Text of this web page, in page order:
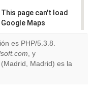
This page can't load
Google Maps
correctly.
Do you
own this
OK
es PHP/5.3.8.
, y
Madrid) es la